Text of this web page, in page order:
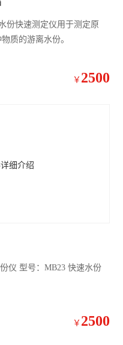
质的游离水份。
￥ 2500
仪 型号：MB23 快速水份
￥ 2500